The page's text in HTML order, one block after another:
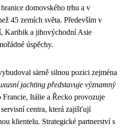
domovského trhu a v
45 zemích světa. Především v
Karibik a jihovýchodní Asie
úspěchy.
särně silnou pozici zejména
jachting představuje významný
Itálie a Řecko provozuje
centra, která zajišťují
klientelu. Strategické partnerství s